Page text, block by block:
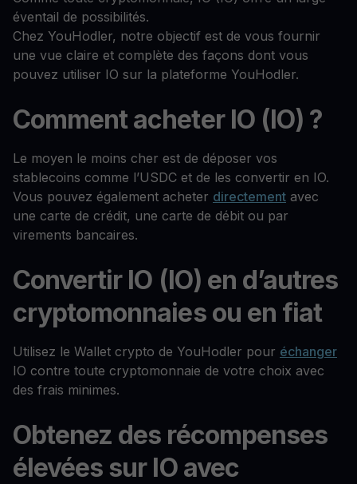
éventail de possibilités.
Chez YouHodler, notre objectif est de vous fournir
une vue claire et complète des façons dont vous
pouvez utiliser IO sur la plateforme YouHodler.
Comment acheter IO (IO) ?
Le moyen le moins cher est de déposer vos
stablecoins comme l’USDC et de les convertir en IO.
Vous pouvez également acheter directement avec
une carte de crédit, une carte de débit ou par
virements bancaires.
Convertir IO (IO) en d’autres
cryptomonnaies ou en fiat
Utilisez le Wallet crypto de YouHodler pour échanger
IO contre toute cryptomonnaie de votre choix avec
des frais minimes.
Obtenez des récompenses
élevées sur IO avec